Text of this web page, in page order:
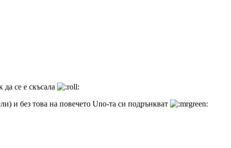
се е скъсала
и без това на повечето Uno-та си подрънкват